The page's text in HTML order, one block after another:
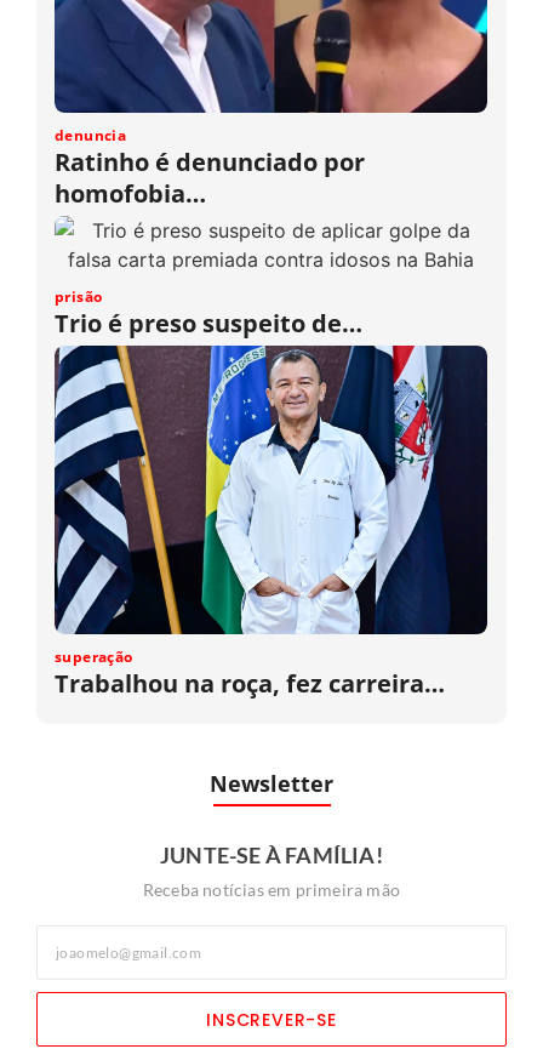
denuncia
Ratinho é denunciado por
homofobia…
prisão
Trio é preso suspeito de…
superação
Trabalhou na roça, fez carreira…
Newsletter
JUNTE-SE À FAMÍLIA!
Receba notícias em primeira mão
INSCREVER-SE